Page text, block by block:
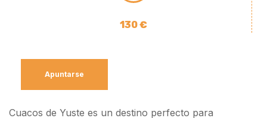
130 €
Apuntarse
Cuacos de Yuste es un destino perfecto para